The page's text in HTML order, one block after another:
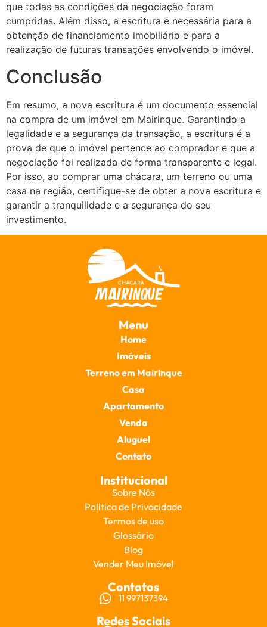
que todas as condições da negociação foram
cumpridas. Além disso, a escritura é necessária para a
obtenção de financiamento imobiliário e para a
realização de futuras transações envolvendo o imóvel.
Conclusão
Em resumo, a nova escritura é um documento essencial
na compra de um imóvel em Mairinque. Garantindo a
legalidade e a segurança da transação, a escritura é a
prova de que o imóvel pertence ao comprador e que a
negociação foi realizada de forma transparente e legal.
Por isso, ao comprar uma chácara, um terreno ou uma
casa na região, certifique-se de obter a nova escritura e
garantir a tranquilidade e a segurança do seu
investimento.
Menu
Home
Imóveis
Terreno em Mairinque
Casa
Apartamento
Venda
Aluguel
Contato
Institucional
Sobre Nós
Politica de Privacidade
Termos de uso
Glossário
Blog
Vender Meu Imóvel
Contatos
11 997137394
Redes Sociais